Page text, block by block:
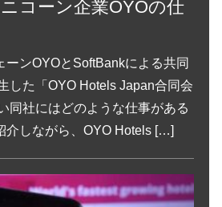
コーン企業OYOの仕
ーンOYOとSoftBankによる共同
した「OYO Hotels Japan合同会
同社にはどのような仕事がある
介しながら、OYO Hotels […]